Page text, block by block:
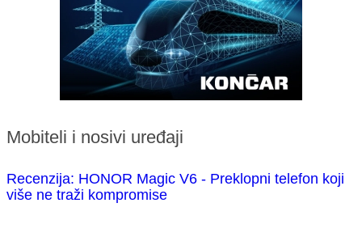
Mobiteli i nosivi uređaji
Recenzija: HONOR Magic V6 - Preklopni telefon koji
više ne traži kompromise